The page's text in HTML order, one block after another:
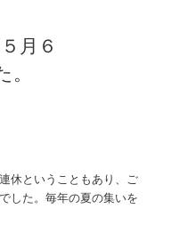
月６
。
休ということもあり、ご
した。毎年の夏の集いを